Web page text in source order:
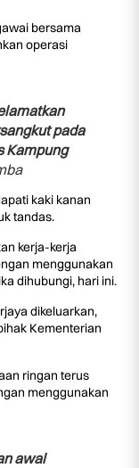
bersama
operasi
pada
Kampung
kaki kanan
tandas.
kerja-kerja
menggunakan
dihubungi, hari ini.
dikeluarkan,
Kementerian
ringan terus
menggunakan
awal